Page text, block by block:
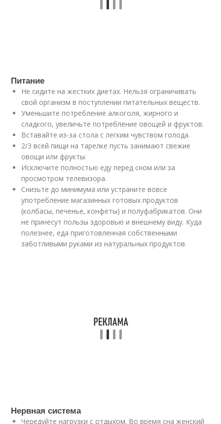
Питание
Не сидите на жестких диетах. Нельзя ограничивать
свой организм в поступлении питательных веществ.
Уменьшите потребление алкоголя, жирного и
сладкого, увеличьте потребление овощей и фруктов.
Вставайте из-за стола с легким чувством голода.
2/3 всей пищи на тарелке пусть занимают свежие
овощи или фрукты.
Исключите полностью еду перед сном или за
просмотром телевизора.
Снизьте до минимума или устраните вовсе
употребление магазинных готовых продуктов
(колбасы, печенье, конфеты) и полуфабрикатов. Они
не принесут пользы здоровью и внешнему виду. Куда
полезнее, еда приготовленная собственными
заботливыми руками из натуральных продуктов.
Нервная система
Чередуйте нагрузки с отдыхом. Во время сна женский